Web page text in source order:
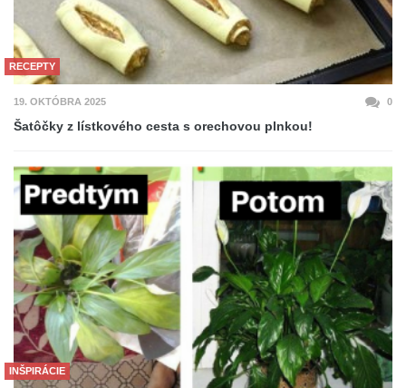
RECEPTY
19. OKTÓBRA 2025 0
Šatôčky z lístkového cesta s orechovou plnkou!
INŠPIRÁCIE